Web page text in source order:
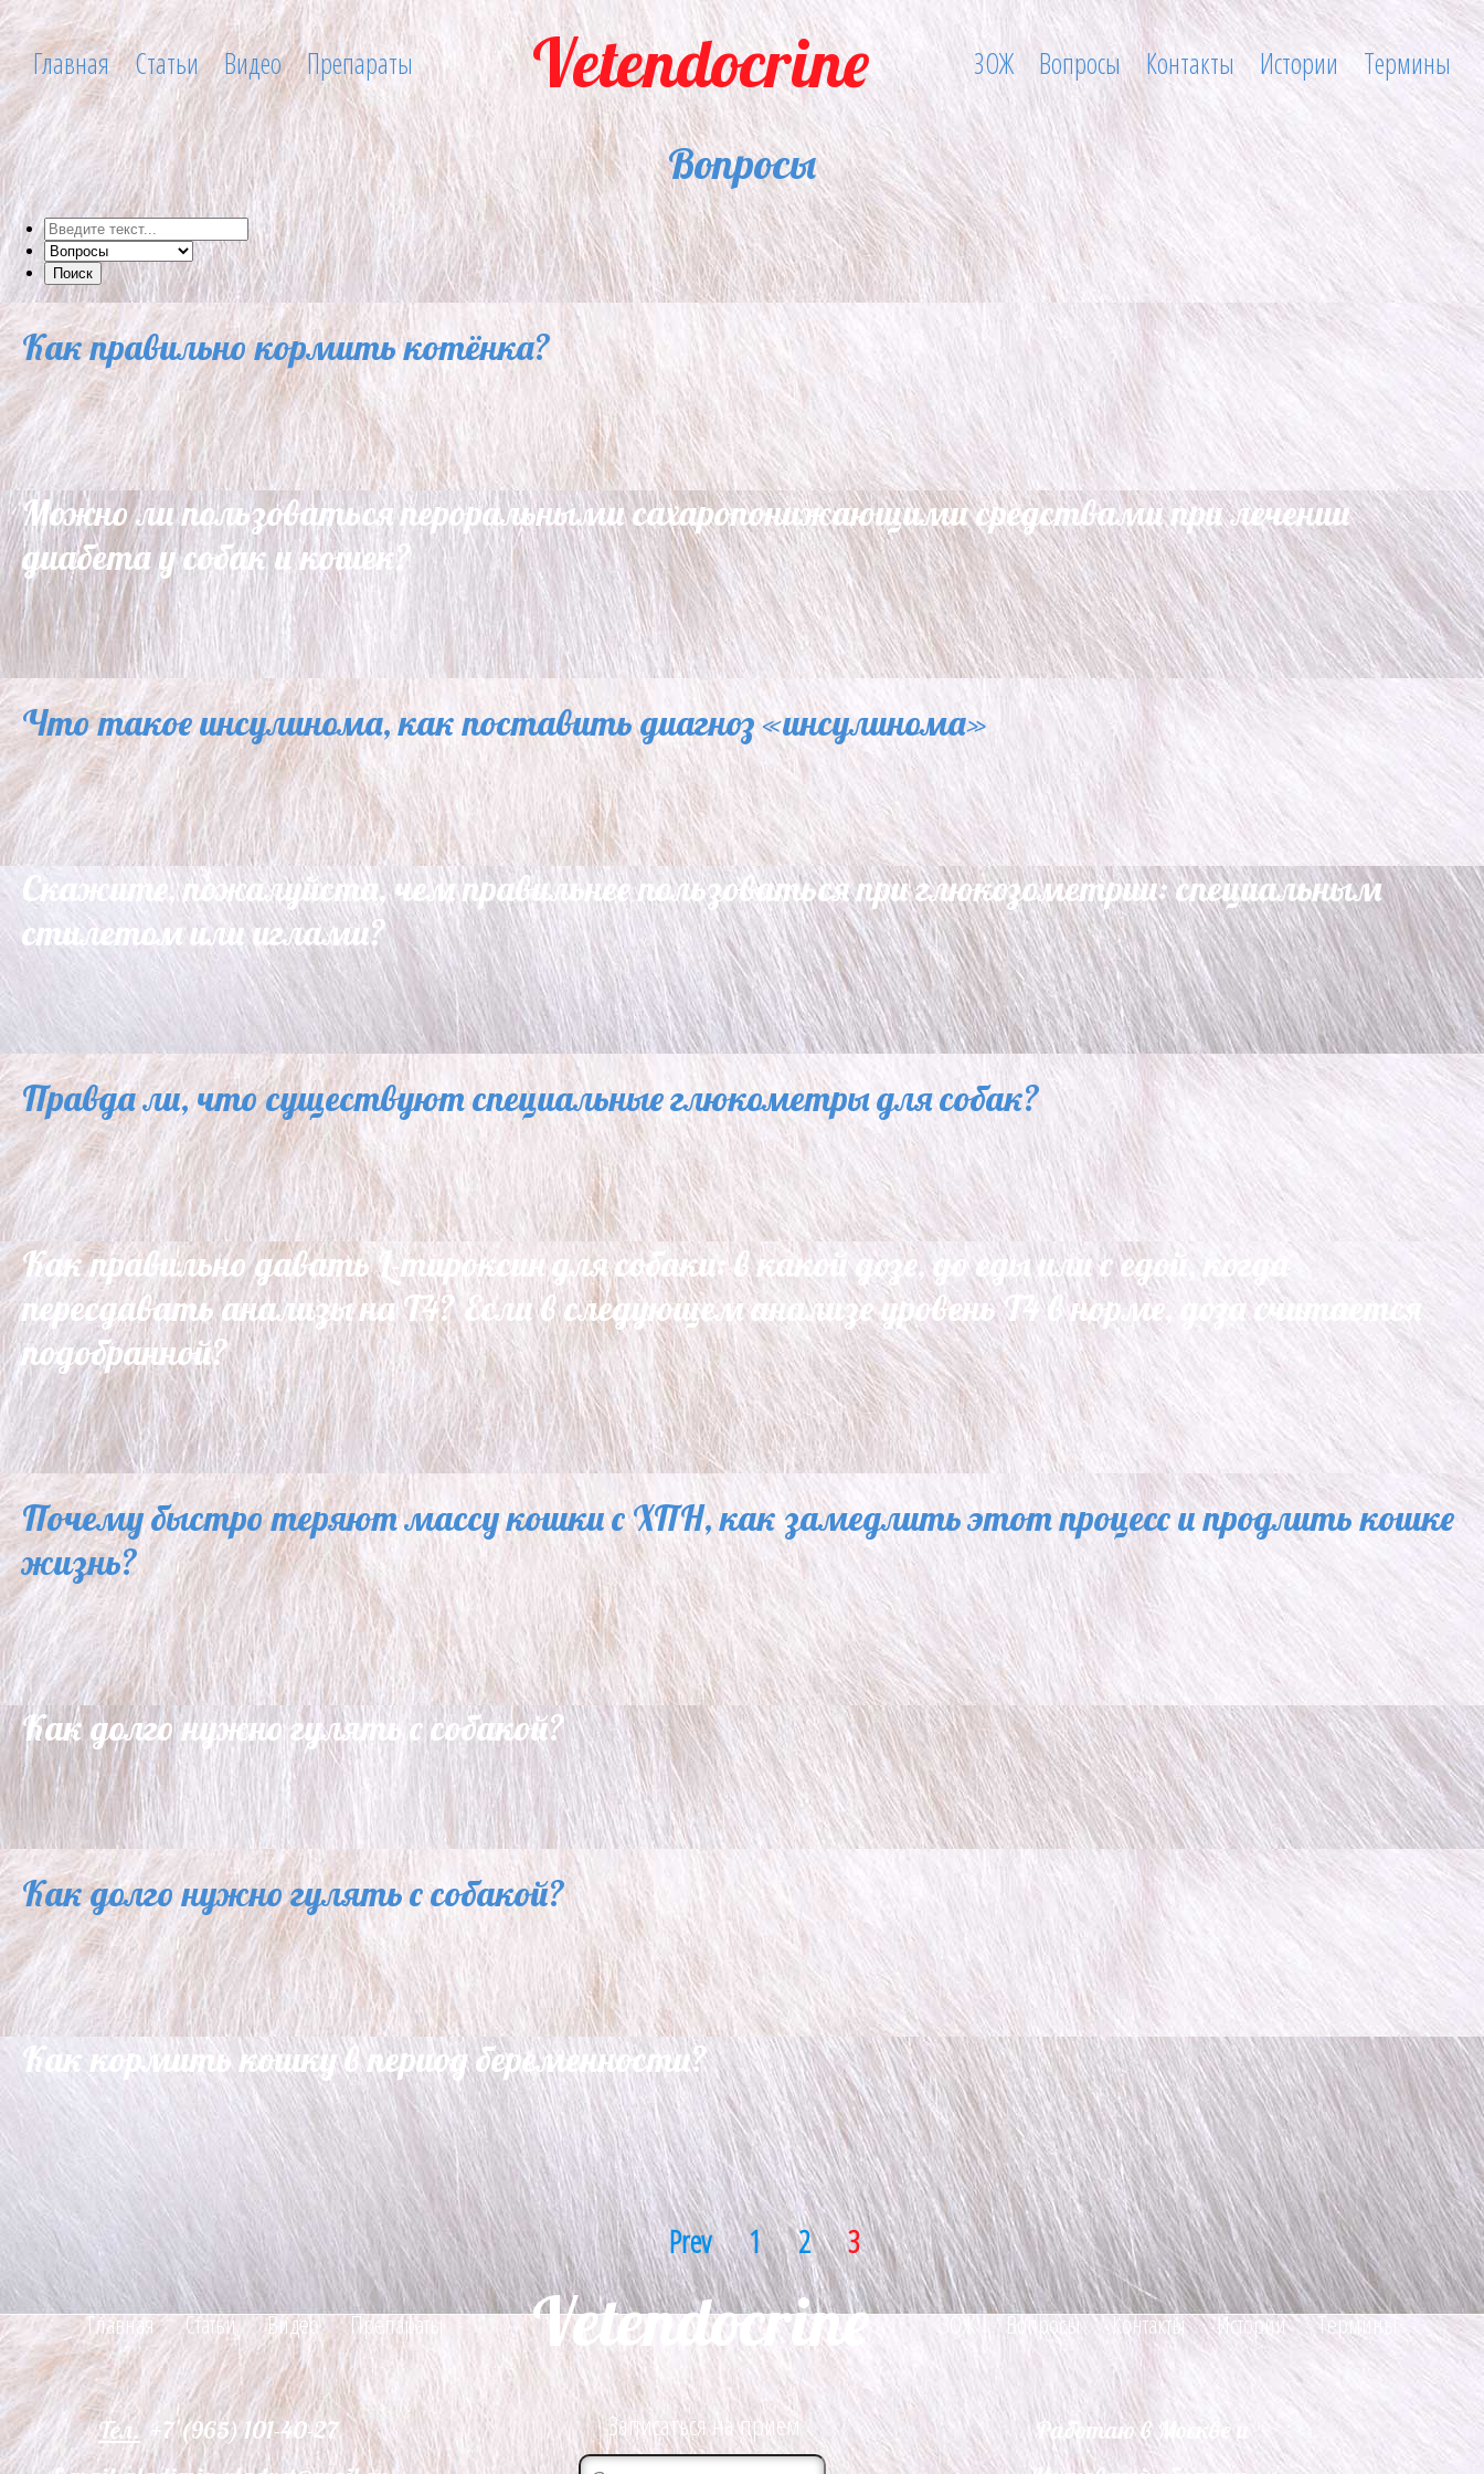
Главная Статьи Видео Препараты ЗОЖ Вопросы Контакты Истории Термины
Vetendocrine
Вопросы
Как правильно кормить котёнка?
Можно ли пользоваться пероральными сахаропонижающими средствами при лечении
диабета у собак и кошек?
Что такое инсулинома, как поставить диагноз «инсулинома»
Скажите, пожалуйста, чем правильнее пользоваться при глюкозометрии: специальным
стилетом или иглами?
Правда ли, что существуют специальные глюкометры для собак?
Как правильно давать L-тироксин для собаки: в какой дозе, до еды или с едой, когда
пересдавать анализы на Т4? Если в следующем анализе уровень Т4 в норме, доза считается
подобранной?
Почему быстро теряют массу кошки с ХПН, как замедлить этот процесс и продлить кошке
жизнь?
Как долго нужно гулять с собакой?
Как долго нужно гулять с собакой?
Как кормить кошку в период беременности?
Prev 1 2 3
Главная Статьи Видео Препараты ЗОЖ Вопросы Контакты Истории Термины
Vetendocrine
Тел. +7 (965) 101-40-27
Записаться на прием
Работаю в Москве и